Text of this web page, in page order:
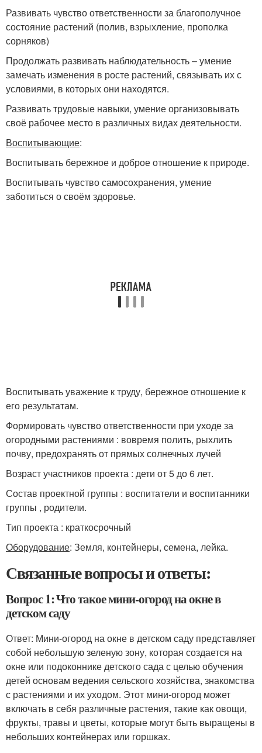
Развивать чувство ответственности за благополучное
состояние растений (полив, взрыхление, прополка
сорняков)
Продолжать развивать наблюдательность – умение
замечать изменения в росте растений, связывать их с
условиями, в которых они находятся.
Развивать трудовые навыки, умение организовывать
своё рабочее место в различных видах деятельности.
Воспитывающие:
Воспитывать бережное и доброе отношение к природе.
Воспитывать чувство самосохранения, умение
заботиться о своём здоровье.
Воспитывать уважение к труду, бережное отношение к
его результатам.
Формировать чувство ответственности при уходе за
огородными растениями : вовремя полить, рыхлить
почву, предохранять от прямых солнечных лучей
Возраст участников проекта : дети от 5 до 6 лет.
Состав проектной группы : воспитатели и воспитанники
группы , родители.
Тип проекта : краткосрочный
Оборудование: Земля, контейнеры, семена, лейка.
Связанные вопросы и ответы:
Вопрос 1: Что такое мини-огород на окне в
детском саду
Ответ: Мини-огород на окне в детском саду представляет
собой небольшую зеленую зону, которая создается на
окне или подоконнике детского сада с целью обучения
детей основам ведения сельского хозяйства, знакомства
с растениями и их уходом. Этот мини-огород может
включать в себя различные растения, такие как овощи,
фрукты, травы и цветы, которые могут быть выращены в
небольших контейнерах или горшках.